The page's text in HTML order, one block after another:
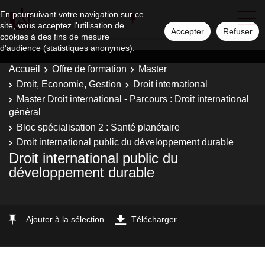
En poursuivant votre navigation sur ce
site, vous acceptez l'utilisation de
cookies à des fins de mesure
d'audience (statistiques anonymes).
Accepter Refuser
Accueil Offre de formation
Master
Droit, Economie, Gestion
Droit international
Master Droit international - Parcours : Droit international
général
Bloc spécialisation 2 : Santé planétaire
Droit international public du développement durable
Droit international public du
développement durable
Ajouter à la sélection Télécharger